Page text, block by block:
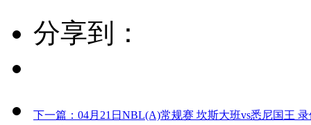
分享到：
下一篇： 04月21日NBL(A)常规赛 坎斯大班vs悉尼国王